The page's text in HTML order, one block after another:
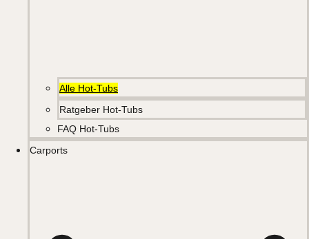
Alle Hot-Tubs
Ratgeber Hot-Tubs
FAQ Hot-Tubs
Carports